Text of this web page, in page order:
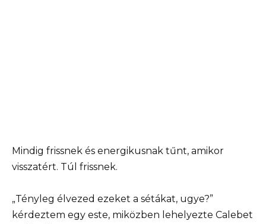
Mindig frissnek és energikusnak tűnt, amikor
visszatért. Túl frissnek.
„Tényleg élvezed ezeket a sétákat, ugye?”
kérdeztem egy este, miközben lehelyezte Calebet